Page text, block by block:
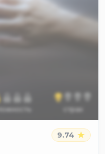
страх
9.74